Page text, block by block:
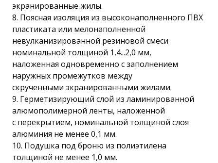
экранированные жилы.
8. Поясная изоляция из высоконаполненного ПВХ
пластиката или мелонаполненной
невулканизированной резиновой смеси
номинальной толщиной 1,4...2,0 мм,
наложенная одновременно с заполнением
наружных промежутков между
скрученными экранированными жилами.
9. Герметизирующий слой из ламинированной
алюмополимерной ленты, наложенной
с перекрытием, номинальной толщиной слоя
алюминия не менее 0,1 мм.
10. Подушка под броню из полиэтилена
толщиной не менее 1,0 мм.